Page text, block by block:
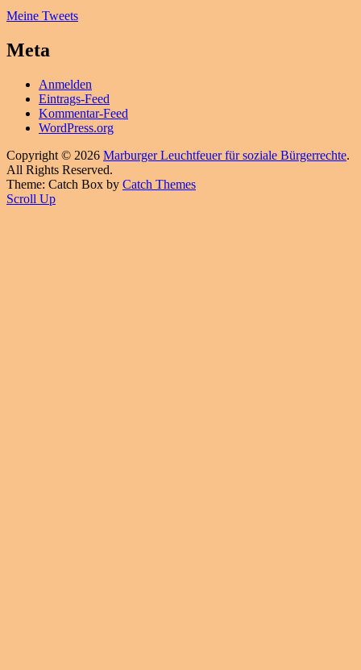
Meine Tweets
Meta
Anmelden
Eintrags-Feed
Kommentar-Feed
WordPress.org
Copyright © 2026 Marburger Leuchtfeuer für soziale Bürgerrechte.
All Rights Reserved.
Theme: Catch Box by Catch Themes
Scroll Up